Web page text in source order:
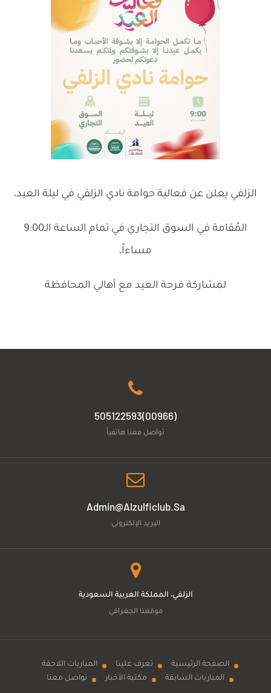
الزلفي يعلن عن فعالية حوامة نادي الزلفي في ليلة العيد،
المُقامة في السوق التجاري في تمام الساعة الـ9:00
مساءاً،
لمشاركة فرحة العيد مع أهالي المحافظة
(00966)505122593
تواصل معنا هاتفياً
Admin@alzulficlub.sa
البريد الإلكتروني
الزلفي، المملكة العربية السعودية
موقعنا الجغرافي
الصفحة الرئيسية تعرف علينا
المباريات اللاحقة
المباريات السابقة
مكتبة الأخبار تواصل معنا